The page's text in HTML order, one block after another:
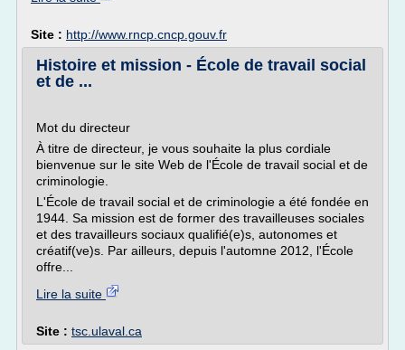
Site : http://www.rncp.cncp.gouv.fr
Histoire et mission - École de travail social
et de ...
Mot du directeur
À titre de directeur, je vous souhaite la plus cordiale
bienvenue sur le site Web de l'École de travail social et de
criminologie.
L'École de travail social et de criminologie a été fondée en
1944. Sa mission est de former des travailleuses sociales
et des travailleurs sociaux qualifié(e)s, autonomes et
créatif(ve)s. Par ailleurs, depuis l'automne 2012, l'École
offre...
Lire la suite
Site : tsc.ulaval.ca